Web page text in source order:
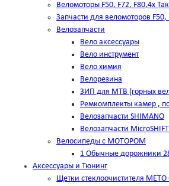
Веломоторы F50, F72, F80,4х
Запчасти для веломоторов F50,
Велозапчасти
Вело аксессуары
Вело инструмент
Вело химия
Велорезина
ЗИП для MTB (горных
Ремкомплекты камер ,
Велозапчасти SHIMANO
Велозапчасти MicroSHIFT
Велосипеды с МОТОРОМ
1 Обычные дорожники
Аксессуары и Тюнинг
Щетки стеклоочистителя